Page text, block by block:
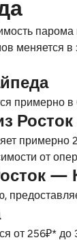
в
примерно
Росток
от
—
от 256₽*